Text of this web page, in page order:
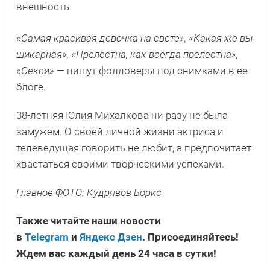
внешность.
«Самая красивая девочка на свете», «Какая же вы
шикарная», «Прелестна, как всегда прелестна»,
«Секси» — пишут фолловеры под снимками в ее
блоге.
38-летняя Юлия Михалкова ни разу не была
замужем. О своей личной жизни актриса и
телеведущая говорить не любит, а предпочитает
хвастаться своими творческими успехами.
Главное ФОТО: Кудрявов Борис
Также читайте наши новости
в Telegram и Яндекс Дзен. Присоединяйтесь!
Ждем вас каждый день 24 часа в сутки!